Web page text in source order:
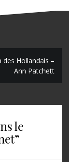
des Hollandais –
Ann Patchett
le
”